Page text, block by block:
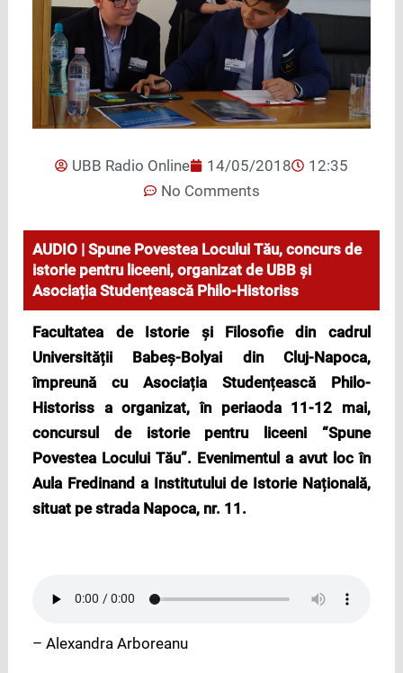
UBB Radio Online 14/05/2018
12:35
No Comments
AUDIO | Spune Povestea Locului Tău, concurs de
istorie pentru liceeni, organizat de UBB și
Asociația Studențească Philo-Historiss
Facultatea de Istorie și Filosofie din cadrul
Universității Babeș-Bolyai din Cluj-Napoca,
împreună cu Asociația Studențească Philo-
Historiss a organizat, în periaoda 11-12 mai,
concursul de istorie pentru liceeni “Spune
Povestea Locului Tău”. Evenimentul a avut loc în
Aula Fredinand a Institutului de Istorie Națională,
situat pe strada Napoca, nr. 11.
– Alexandra Arboreanu